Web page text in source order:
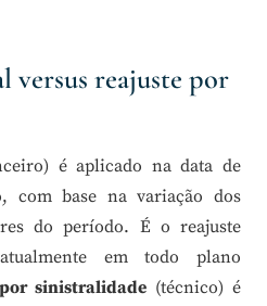
versus reajuste por
é aplicado na data de
com base na variação dos
do período. É o reajuste
em todo plano
sinistralidade(técnico) é